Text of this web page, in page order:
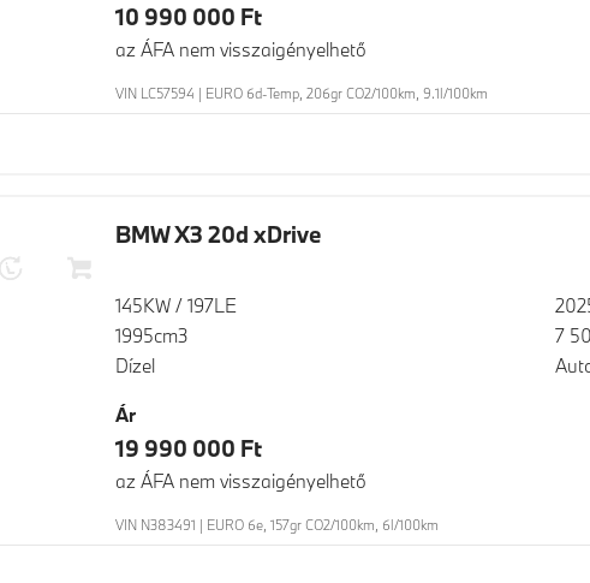
10 990 000 Ft
az ÁFA nem visszaigényelhető
VIN LC57594 | EURO 6d-Temp, 206gr CO2/100km, 9.1l/100km
BMW X3 20d xDrive
145KW / 197LE
1995cm3
Dízel
7
Ár
19 990 000 Ft
az ÁFA nem visszaigényelhető
VIN N383491 | EURO 6e, 157gr CO2/100km, 6l/100km